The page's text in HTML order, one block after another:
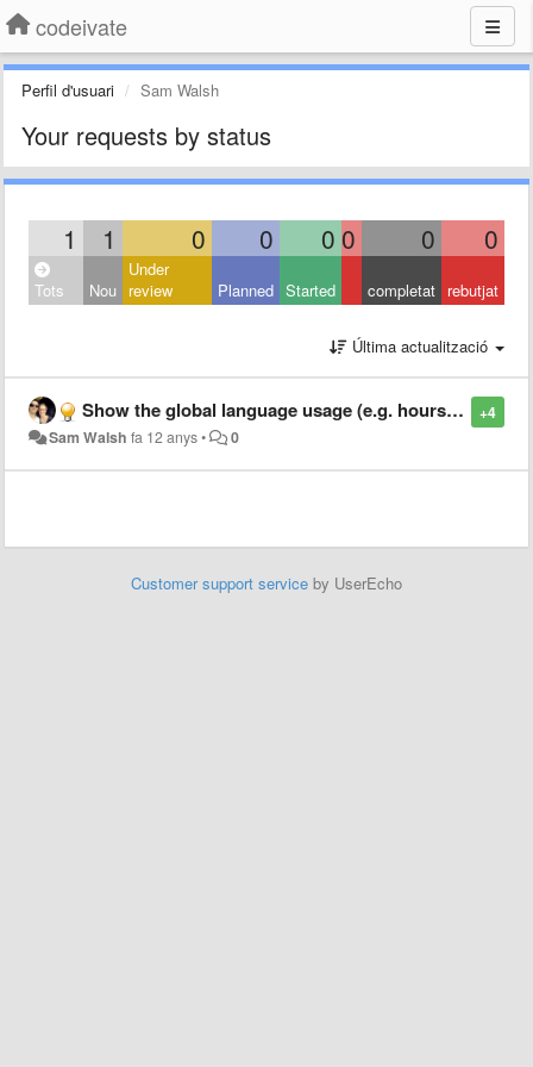
codeivate
Perfil d'usuari Sam Walsh
Your requests by status
1 1 0 0 0 0 0 0
Tots Nou
Under
review
Planned Started completat rebutjat
Última actualització
+4
Show the global language usage (e.g. hours spent in PHP) on Trends page
Sam Walsh fa 12 anys• 0
Customer support service by UserEcho